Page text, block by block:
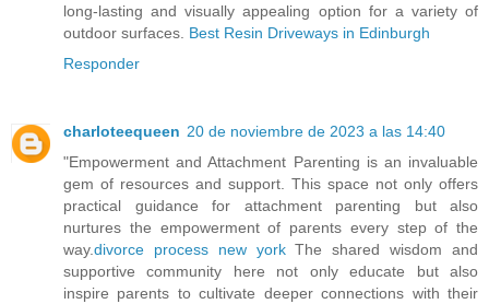
long-lasting and visually appealing option for a variety of
outdoor surfaces. Best Resin Driveways in Edinburgh
Responder
charloteequeen 20 de noviembre de 2023 a las 14:40
"Empowerment and Attachment Parenting is an invaluable
gem of resources and support. This space not only offers
practical guidance for attachment parenting but also
nurtures the empowerment of parents every step of the
way.divorce process new yorkThe shared wisdom and
supportive community here not only educate but also
inspire parents to cultivate deeper connections with their